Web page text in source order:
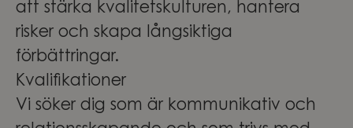
att stärka kvalitetskulturen, hantera
risker och skapa långsiktiga
förbättringar.
Kvalifikationer
Vi söker dig som är kommunikativ och